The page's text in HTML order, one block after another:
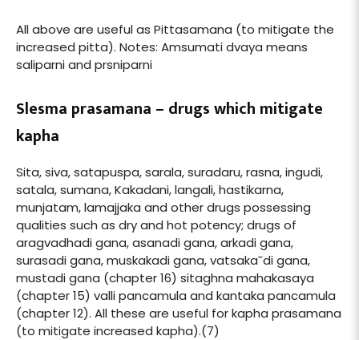
All above are useful as Pittasamana (to mitigate the
increased pitta). Notes: Amsumati dvaya means
saliparni and prsniparni
Slesma prasamana – drugs which mitigate
kapha
Sita, siva, satapuspa, sarala, suradaru, rasna, ingudi,
satala, sumana, Kakadani, langali, hastikarna,
munjatam, lamajjaka and other drugs possessing
qualities such as dry and hot potency; drugs of
aragvadhadi gana, asanadi gana, arkadi gana,
surasadi gana, muskakadi gana, vatsaka¯di gana,
mustadi gana (chapter 16) sitaghna mahakasaya
(chapter 15) valli pancamula and kantaka pancamula
(chapter 12). All these are useful for kapha prasamana
(to mitigate increased kapha).(7)